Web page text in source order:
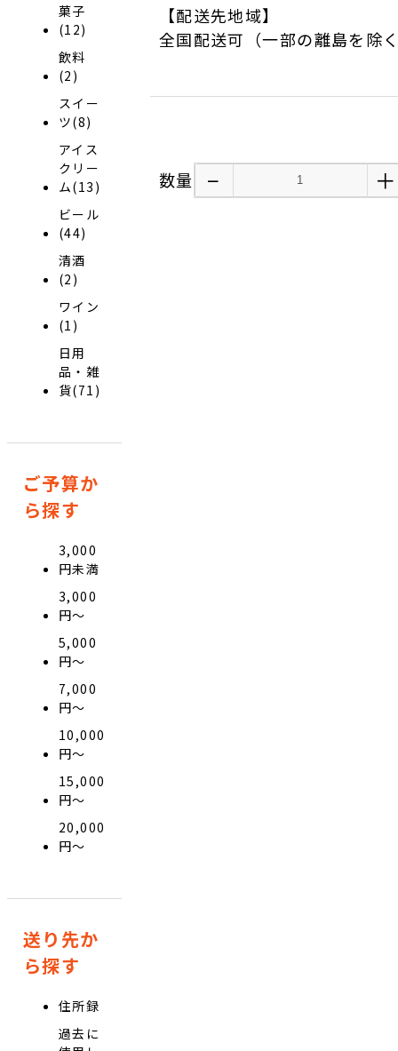
菓子
(12)
飲料
(2)
スイー
ツ(8)
アイス
クリー
ム(13)
ビール
(44)
清酒
(2)
ワイン
(1)
日用
品・雑
貨(71)
ご予算か
ら探す
3,000
円未満
3,000
円〜
5,000
円〜
7,000
円〜
10,000
円〜
15,000
円〜
20,000
円〜
送り先か
ら探す
住所録
過去に
【配送先地域】
全国配送可（一部の離島を除
数量 − ＋